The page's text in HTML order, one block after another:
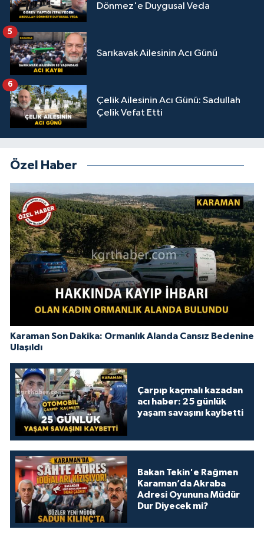
Dönmez'e Duygusal Veda
Sarıkavak Ailesinin Acı Günü
5
Çelik Ailesinin Acı Günü: Sadullah
Çelik Vefat Etti
6
Özel Haber
Karaman Son Dakika: Ormanlık Alanda Cansız Bedenine
Ulaşıldı
Çarpıp kaçmalı kazadan
acı haber: 25 günlük
yaşam savaşını kaybetti
Bakan Tekin'e Rağmen
Karaman’da Akraba
Adresi Oyununa Müdür
Dur Diyecek mi?